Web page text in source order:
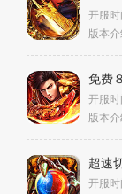
开服时
版本介
免费
开服时
版本介
超速
开服时